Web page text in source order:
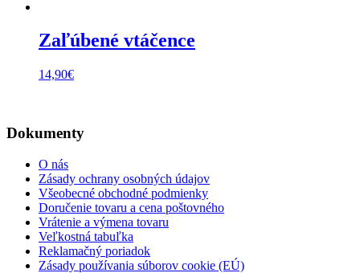
Zaľúbené vtáčence
14,90€
Dokumenty
O nás
Zásady ochrany osobných údajov
Všeobecné obchodné podmienky
Doručenie tovaru a cena poštovného
Vrátenie a výmena tovaru
Veľkostná tabuľka
Reklamačný poriadok
Zásady používania súborov cookie (EÚ)